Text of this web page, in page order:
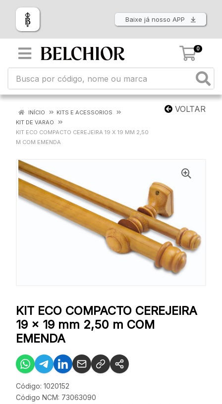
Baixe já nosso APP
0
VOLTAR
INÍCIO
KITS E ACESSORIOS
KIT DE VARAO
KIT ECO COMPACTO CEREJEIRA 19 X 19 MM 2,50
M COM EMENDA
KIT ECO COMPACTO CEREJEIRA
19 x 19 mm 2,50 m COM
EMENDA
Código: 1020152
Código NCM: 73063090